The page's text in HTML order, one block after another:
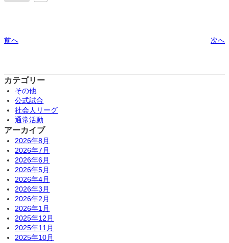
前へ 次へ
カテゴリー
その他
公式試合
社会人リーグ
通常活動
アーカイブ
2026年8月
2026年7月
2026年6月
2026年5月
2026年4月
2026年3月
2026年2月
2026年1月
2025年12月
2025年11月
2025年10月